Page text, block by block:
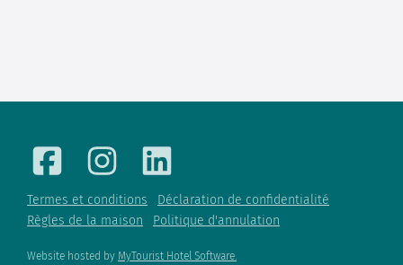
Termes et conditions
Déclaration de confidentialité
Règles de la maison
Politique d'annulation
Website hosted by MyTourist Hotel Software.